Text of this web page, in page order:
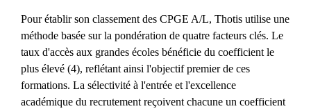
Pour établir son classement des CPGE A/L, Thotis utilise une
méthode basée sur la pondération de quatre facteurs clés. Le
taux d'accès aux grandes écoles bénéficie du coefficient le
plus élevé (4), reflétant ainsi l'objectif premier de ces
formations. La sélectivité à l'entrée et l'excellence
académique du recrutement reçoivent chacune un coefficient